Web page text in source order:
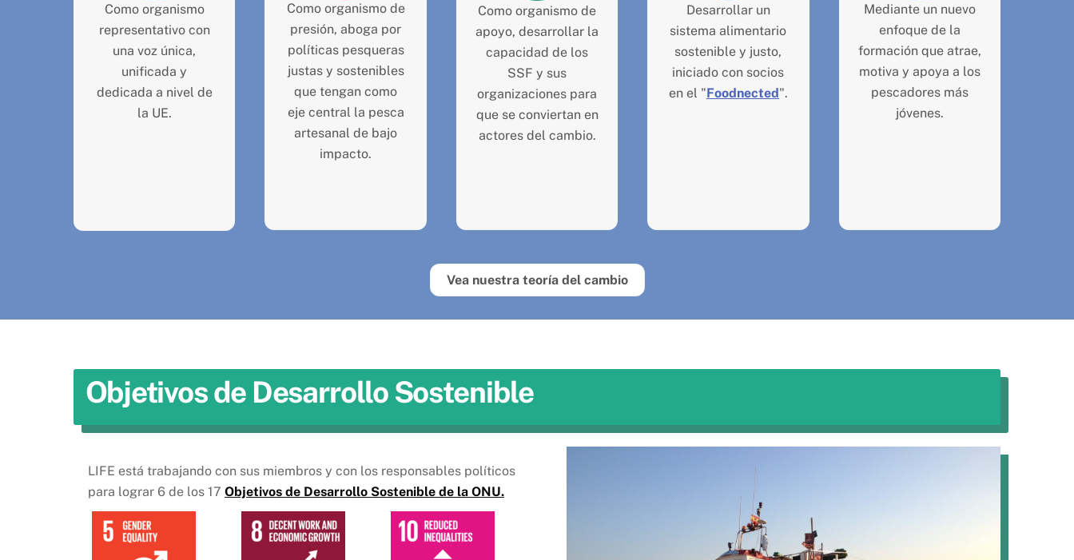
Como organismo
representativo con
una voz única,
unificada y
dedicada a nivel de
la UE.
Como organismo de
presión, aboga por
políticas pesqueras
justas y sostenibles
que tengan como
eje central la pesca
artesanal de bajo
impacto.
Como organismo de
apoyo, desarrollar la
capacidad de los
SSF y sus
organizaciones para
que se conviertan en
actores del cambio.
Desarrollar un
sistema alimentario
sostenible y justo,
iniciado con socios
en el "Foodnected".
Mediante un nuevo
enfoque de la
formación que atrae,
motiva y apoya a los
pescadores más
jóvenes.
Vea nuestra teoría del cambio
Objetivos de Desarrollo Sostenible
LIFE está trabajando con sus miembros y con los responsables políticos
para lograr 6 de los 17 Objetivos de Desarrollo Sostenible de la ONU.